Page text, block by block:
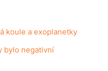
koule a exoplanetky
bylo negativní